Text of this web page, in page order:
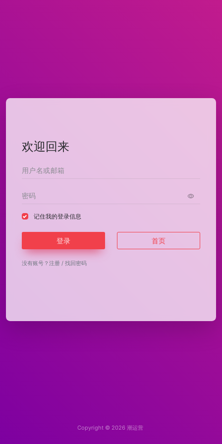
欢迎回来
记住我的登录信息
登录 首页
没有账号？ 注册 / 找回密码
Copyright © 2026 潮运营